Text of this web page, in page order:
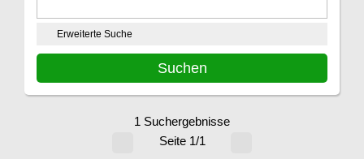
Erweiterte Suche
1 Suchergebnisse
Seite 1/1